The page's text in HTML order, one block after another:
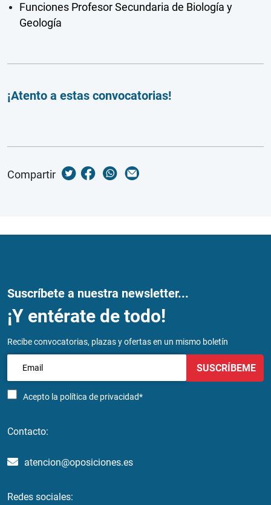
Funciones Profesor Secundaria de Biología y
Geología
¡Atento a estas convocatorias!
Compartir
Suscríbete a nuestra newsletter...
¡Y entérate de todo!
Recibe convocatorias, plazas y ofertas en un mismo boletín
Acepto la política de privacidad*
SUSCRÍBEME
Contacto:
atencion@oposiciones.es
Redes sociales: